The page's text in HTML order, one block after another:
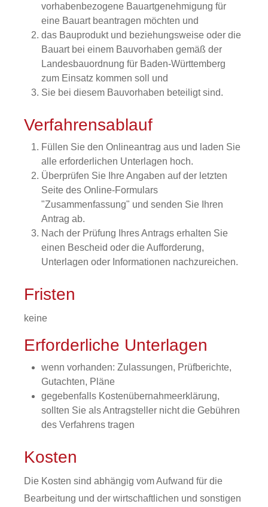
vorhabenbezogene Bauartgenehmigung für
eine Bauart beantragen möchten und
das Bauprodukt und beziehungsweise oder die
Bauart bei einem Bauvorhaben gemäß der
Landesbauordnung für Baden-Württemberg
zum Einsatz kommen soll und
Sie bei diesem Bauvorhaben beteiligt sind.
Verfahrensablauf
Füllen Sie den Onlineantrag aus und laden Sie
alle erforderlichen Unterlagen hoch.
Überprüfen Sie Ihre Angaben auf der letzten
Seite des Online-Formulars
"Zusammenfassung" und senden Sie Ihren
Antrag ab.
Nach der Prüfung Ihres Antrags erhalten Sie
einen Bescheid oder die Aufforderung,
Unterlagen oder Informationen nachzureichen.
Fristen
keine
Erforderliche Unterlagen
wenn vorhanden: Zulassungen, Prüfberichte,
Gutachten, Pläne
gegebenfalls Kostenübernahmeerklärung,
sollten Sie als Antragsteller nicht die Gebühren
des Verfahrens tragen
Kosten
Die Kosten sind abhängig vom Aufwand für die
Bearbeitung und der wirtschaftlichen und sonstigen